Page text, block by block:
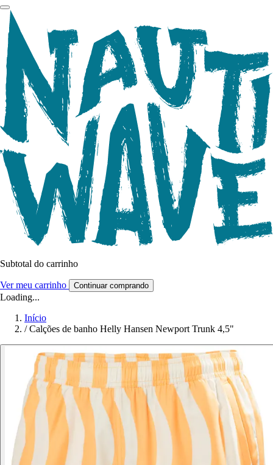
Subtotal do carrinho
Ver meu carrinho Continuar comprando
Loading...
Início
/ Calções de banho Helly Hansen Newport Trunk 4,5"